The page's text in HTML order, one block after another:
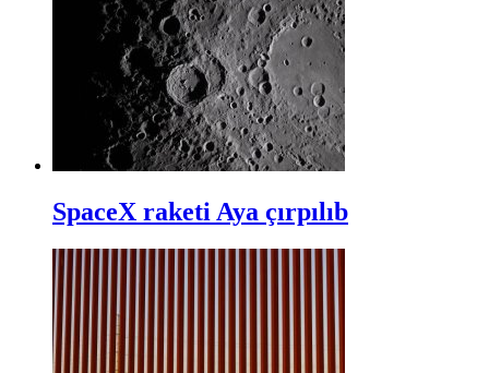
SpaceX raketi Aya çırpılıb